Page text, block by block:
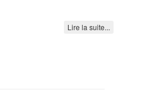
Lire la suite...